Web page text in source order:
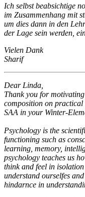
Ich selbst beabsichtige
im Zusammenhang mit
um dies dann in den
der Lage sein werden,
Vielen Dank
Sharif
Dear Linda,
Thank you for
composition on
SAA in your Winter-
Psychology is the
functioning such as
learning, memory,
psychology teaches us
think and feel in
understand ourselfes
hindarnce in